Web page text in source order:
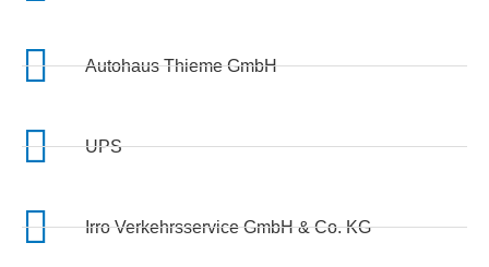
Autohaus Thieme GmbH
UPS
Irro Verkehrsservice GmbH & Co. KG